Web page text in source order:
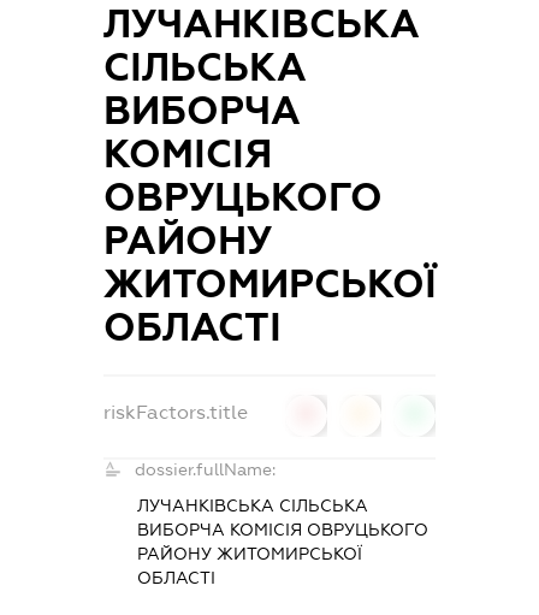
ЛУЧАНКІВСЬКА
СІЛЬСЬКА
ВИБОРЧА
КОМІСІЯ
ОВРУЦЬКОГО
РАЙОНУ
ЖИТОМИРСЬКОЇ
ОБЛАСТІ
riskFactors.title
dossier.fullName:
ЛУЧАНКІВСЬКА СІЛЬСЬКА
ВИБОРЧА КОМІСІЯ ОВРУЦЬКОГО
РАЙОНУ ЖИТОМИРСЬКОЇ
ОБЛАСТІ